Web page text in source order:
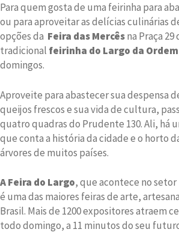
Para quem gosta de uma feirinha para
ou para aproveitar as delícias culinárias
opções da Feira das Mercêsna Praça 29
tradicional feirinha do Largo da Ordem
domingos.
Aproveite para abastecer sua despensa
queijos frescos e sua vida de cultura,
quatro quadras do Prudente 130. Ali, há
que conta a história da cidade e o horto
árvores de muitos países.
A Feira do Largo, que acontece no
é uma das maiores feiras de arte,
Brasil. Mais de 1200 expositores atraem
todo domingo, a 11 minutos do seu